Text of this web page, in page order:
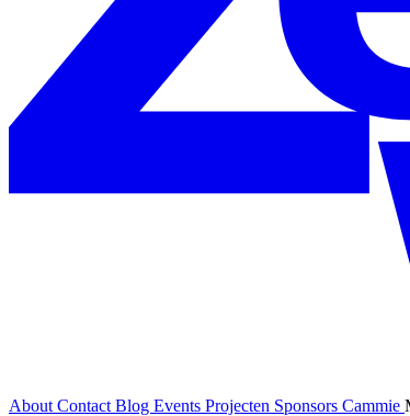
About Contact Blog Events Projecten Sponsors Cammie